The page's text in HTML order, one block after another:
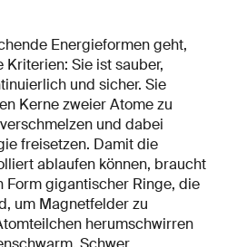
Energieformen geht,
Sie ist sauber,
und sicher. Sie
Kerne zweier Atome zu
und dabei
freisetzen. Damit die
ablaufen können, braucht
Form gigantischer Ringe, die
um Magnetfelder zu
herumschwirren